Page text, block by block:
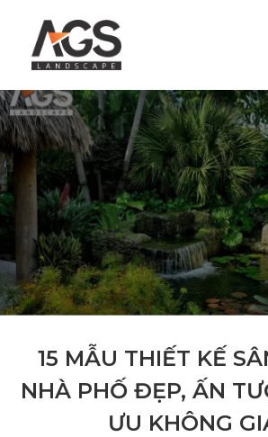
15 MẪU THIẾT KẾ
NHÀ PHỐ ĐẸP, ẤN
ƯU KHÔNG